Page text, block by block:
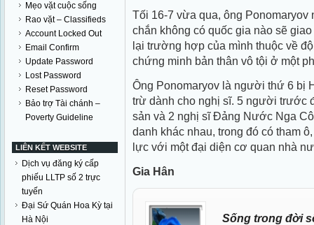
Mẹo vặt cuộc sống
Rao vặt – Classifieds
Account Locked Out
Email Confirm
Update Password
Lost Password
Reset Password
Bảo trợ Tài chánh –
Poverty Guideline
LIÊN KẾT WEBSITE
Dịch vụ đăng ký cấp
phiếu LLTP số 2 trực
tuyến
Đại Sứ Quán Hoa Kỳ tại
Hà Nội
Tối 16-7 vừa qua, ông
chắn không có quốc gia nào sẽ
lại trường hợp của mình thuộc về
chứng minh bản thân vô tội ở một
Ông Ponomaryov là người thứ 6 bị
trừ dành cho nghị sĩ. 5 người trước
sản và 2 nghị sĩ Đảng Nước Nga
danh khác nhau, trong đó có tham
lực với một đại diện cơ quan nhà
Gia Hân
Sống trong đời